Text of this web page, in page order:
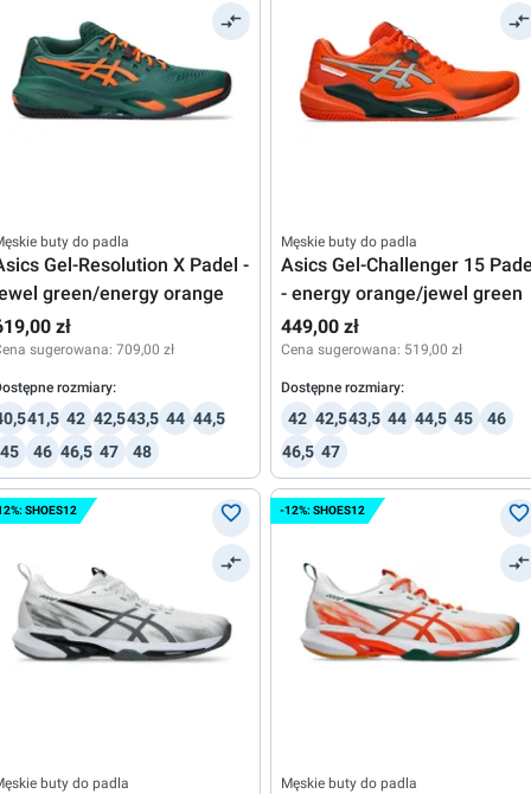
buty do padla
Gel-Resolution X Padel -
green/energy orange
zł
sugerowana: 709,00 zł
rozmiary:
41,5 42 42,543,5 44 44,5
45
46 46,5 47 48
Męskie buty do padla
Asics Gel-Challenger 15
- energy orange/jewel green
449,00 zł
Cena sugerowana: 519,00 zł
Dostępne rozmiary:
42 42,543,5 44 44,5 45
46
46,5 47
SHOES12
buty do padla
-12%: SHOES12
Męskie buty do padla